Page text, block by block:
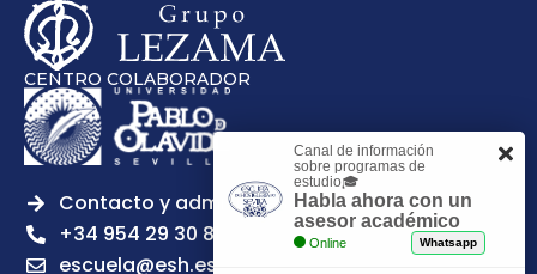
CENTRO COLABORADOR
Contacto y admisiones
+34 954 29 30 81
escuela@esh.es
Canal de información
sobre programas de
estudio🎓
Habla ahora con un
asesor académico
Online Whatsapp